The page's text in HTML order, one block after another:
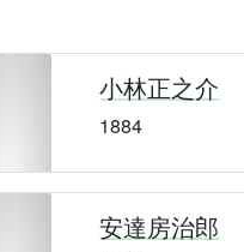
小林正之介
1884
安達房治郎